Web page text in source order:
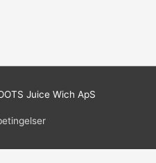
Juice Wich ApS